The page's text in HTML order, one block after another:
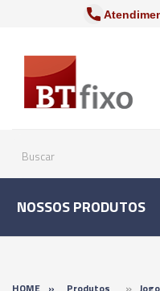
NOSSOS PRODUTOS
HOME » Produtos